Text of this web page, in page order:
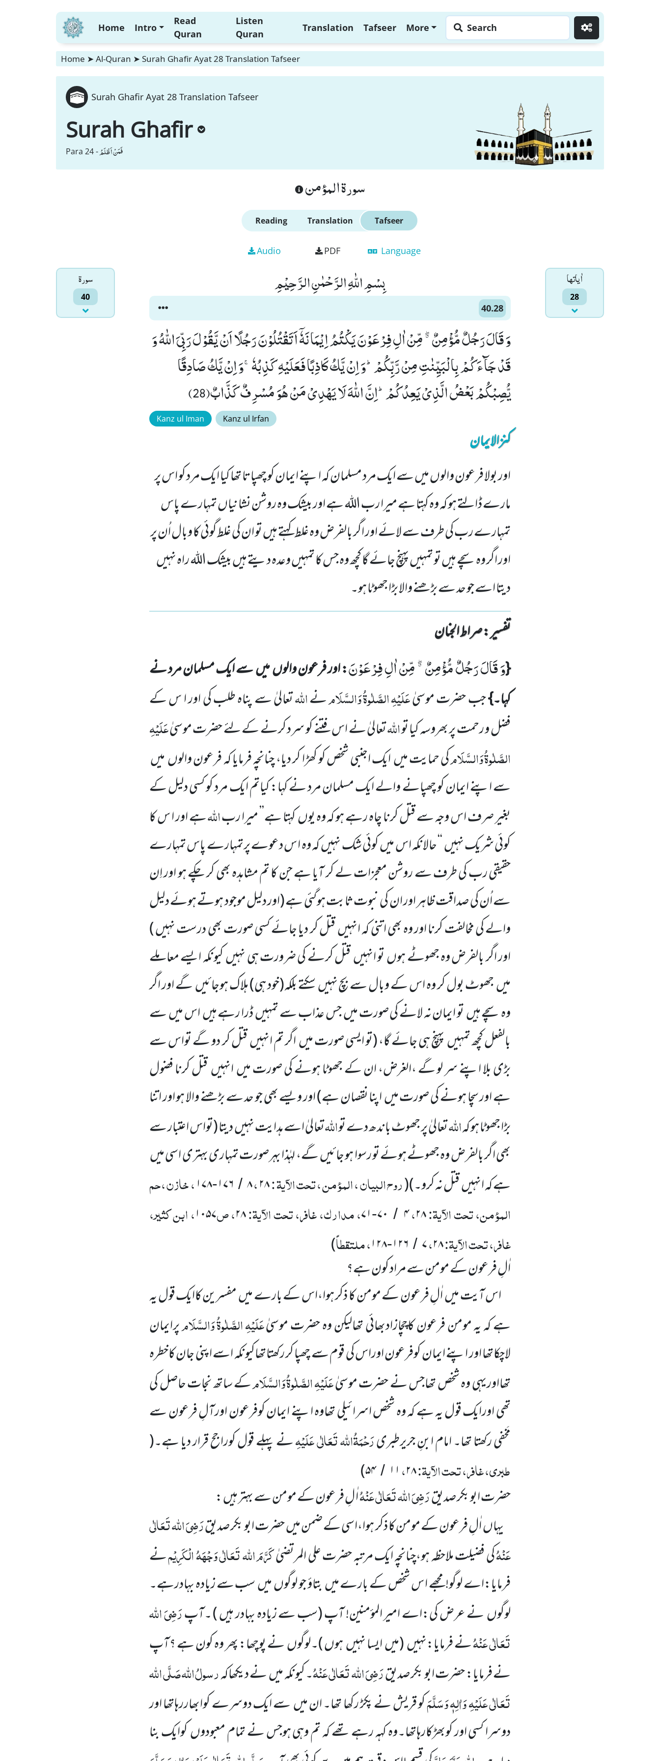
Home Intro
Read
Quran
Listen
Quran
Translation Tafseer More Search
Home ➤ Al-Quran ➤ Surah Ghafir Ayat 28 Translation Tafseer
Surah Ghafir Ayat 28 Translation Tafseer
Surah Ghafir
Para 24 -فَمَنْ اَظْلَمُ
سورة المؤمن
Reading Translation Tafseer
Audio PDF Language
سورۃ
40
اٰياتها
28
بِسْمِ اللّٰهِ الرَّحْمٰنِ الرَّحِیْمِ
40.28
وَ قَالَ رَجُلٌ مُّؤْمِنٌ ﳓ مِّنْ اٰلِ فِرْعَوْنَ یَكْتُمُ اِیْمَانَهٗۤ اَتَقْتُلُوْنَ رَجُلًا اَنْ یَّقُوْلَ رَبِّیَ اللّٰهُ وَ
قَدْ جَآءَكُمْ بِالْبَیِّنٰتِ مِنْ رَّبِّكُمْؕ-وَ اِنْ یَّكُ كَاذِبًا فَعَلَیْهِ كَذِبُهٗۚ-وَ اِنْ یَّكُ صَادِقًا
یُّصِبْكُمْ بَعْضُ الَّذِیْ یَعِدُكُمْؕ-اِنَّ اللّٰهَ لَا یَهْدِیْ مَنْ هُوَ مُسْرِفٌ كَذَّابٌ(28)
Kanz ul Iman Kanz ul Irfan
کنزالایمان
اور بولا فرعون والوں میں سے ایک مرد مسلمان کہ اپنے ایمان کو چھپاتا تھا کیا ایک مرد کو اس پر
مارے ڈالتے ہو کہ وہ کہتا ہے میرا رب اللہ ہے اور بیشک وہ روشن نشانیاں تمہارے پاس
تمہارے رب کی طرف سے لائے اور اگر بالفرض وہ غلط کہتے ہیں تو ان کی غلط گوئی کا وبال اُن پر
اور اگر وہ سچے ہیں تو تمہیں پہنچ جائے گا کچھ وہ جس کا تمہیں وعدہ دیتے ہیں بیشک اللہ راہ نہیں
دیتا اسے جو حد سے بڑھنے والا بڑا جھوٹا ہو۔
تفسیر : ‎صراط الجنان
{وَ قَالَ رَجُلٌ مُّؤْمِنٌ ﳓ مِّنْ اٰلِ فِرْعَوْنَ: اور فرعون والوںمیںسے ایک مسلمان مرد نے
کہا۔}جب حضرت موسیٰعَلَیْہِالصَّلٰوۃُوَالسَّلَامنےاللہتعالیٰ سے پناہ طلب کی اور ا س کے
فضل و رحمت پر بھروسہ کیا تواللہتعالیٰ نے اس فتنے کو سرد کرنے کے لئے حضرت موسیٰعَلَیْہِ
الصَّلٰوۃُوَالسَّلَامکی حمایت میںایک اجنبی شخص کو کھڑا کر دیا، چنانچہ فرمایا کہ فرعون والوںمیں
سے اپنے ایمان کو چھپانے والے ایک مسلمان مرد نے کہا: کیاتم ایک مرد کو کسی دلیل کے
بغیر صرف اس وجہ سے قتل کرنا چاہ رہے ہو کہ وہ یوںکہتا ہے’’ میرا رباللہہے اور ا س کا
کوئی شریک نہیں‘‘ حالانکہ اس میںکوئی شک نہیںکہ وہ ا س دعوے پرتمہارے پاس تمہارے
حقیقی رب کی طرف سے روشن معجزات لے کر آیا ہے جن کا تم مشاہدہ بھی کر چکے ہو اور اِن
سے اُن کی صداقت ظاہر اور ان کی نبوت ثابت ہوگئی ہے(اور دلیل موجود ہوتے ہوئے دلیل
والے کی مخالفت کرنا اور وہ بھی اتنی کہ انہیںقتل کر دیا جائے کسی صورت بھی درست نہیں )
اور اگر بالفرض وہ جھوٹے ہوںتو انہیںقتل کرنے کی ضرورت ہی نہیںکیونکہ ایسے معاملے
میںجھوٹ بول کر وہ اس کے وبال سے بچ نہیںسکتے بلکہ(خود ہی)ہلاک ہوجائیںگے اور اگر
وہ سچے ہیںتو ایمان نہ لانے کی صورت میںجس عذاب سے تمہیںڈرا رہے ہیںاس میںسے
بالفعل کچھ تمہیںپہنچ ہی جائے گا،(تو ایسی صورت میںاگر تم انہیںقتل کر دو گے تواس سے
بڑی بلا اپنے سر لو گے ،الغرض، ان کے جھوٹا ہونے کی صورت میںانہیںقتل کرنا فضول
ہے اور سچا ہونے کی صورت میںاپنا نقصان ہے)اور ویسے بھی جو حد سے بڑھنے والا ہو اور اتنا
بڑا جھوٹا ہو کہاللہتعالیٰ پرجھوٹ باندھ دے تواللہتعالیٰ اسے ہدایت نہیںدیتا(تواس اعتبار سے
بھی اگر بالفرضوہ جھوٹے ہوئے تو رسوا ہو جائیںگے،لہٰذا بہر صورت تمہاری بہتری اسی میں
ہے کہ انہیںقتل نہ کرو۔)(روح البیان ، المؤمن ، تحت الآیۃ :۲۸،۸/ ۱۷۶-۱۷۸، خازن ، حم
المؤمن، تحت الآیۃ:۲۸،۴ / ۷۰-۷۱، مدارک، غافر، تحت الآیۃ:۲۸، ص۱۰۵۷، ابن کثیر،
غافر، تحت الآیۃ:۲۸،۷ / ۱۲۶-۱۲۸، ملتقطاً)
اٰلِ فرعون کے مومن سے مراد کون ہے؟
اس آیت میںاٰلِ فرعون کے مومن کا ذکر ہوا،اس کے بارے میںمفسرین کاایک قول یہ
ہے کہ یہ مومن فرعونکاچچازادبھائی تھالیکن وہ حضرت موسیٰعَلَیْہِالصَّلٰوۃُوَالسَّلَامپرایمان
لاچکاتھا اور اپنے ایمان کوفرعون اوراس کی قوم سےچھپا کر رکھتاتھاکیونکہ اسے اپنی جان کاخطرہ
تھااوریہی وہ شخص تھاجس نے حضرت موسیٰعَلَیْہِالصَّلٰوۃُوَالسَّلَامکے ساتھ نجات حاصل کی
تھی اورایک قول یہ ہے کہ وہ شخص اسرائیلی تھاوہ اپنے ایمان کوفرعون اورآلِ فرعون سے
مَخفی رکھتا تھا۔ امام ابنِ جریرطبریرَحْمَۃُاللہ تَعَالٰی عَلَیْہِنے پہلے قول کوراجح قرار دیا ہے۔(
طبری، غافر، تحت الآیۃ:۲۸،۱۱ /۵۴)
حضرت ابو بکر صدیقرَضِیَ اللہ تَعَالٰی عَنْہُاٰ لِ فرعون کے مومن سے بہتر ہیں :
یہاںاٰلِ فرعون کے مومن کا ذکر ہوا،اسی کے ضمن میںحضرت ابو بکر صدیقرَضِیَ اللہ تَعَالٰی
عَنْہُکی فضیلت ملاحظہہو،چنانچہ ایک مرتبہ حضرت علی المرتضیٰکَرَّمَ اللہ تَعَالٰی وَجْہَہُ الْکَرِیْمنے
فرمایا:اے لوگو!مجھے ا س شخص کے بارے میںبتاؤجو لوگوںمیںسب سے زیادہ بہادرہے۔
لوگوںنے عرض کی:اے امیر المؤمنین! آپ(سب سے زیادہ بہادر ہیں )۔آپرَضِیَ اللہ
تَعَالٰی عَنْہُنے فرمایا:نہیں(میںایسا نہیںہوں )۔لوگوںنے پوچھا:پھر وہ کون ہے ؟آپ
نے فرمایا: حضرت ابو بکر صدیقرَضِیَ اللہ تَعَالٰی عَنْہُ۔ کیونکہ میںنے دیکھاکہرسولُاللہصَلَّی اللہ
تَعَالٰی عَلَیْہِ وَاٰلِہٖ وَسَلَّمَکو قریش نے پکڑ رکھا تھا۔ انمیںسے ایک دوسرے کوابھاررہاتھا اور
دوسرا کسی اور کوبھڑکارہاتھا۔وہ کہہ رہے تھے کہ تم وہی ہوجس نے تمام معبودوںکوایک بنا